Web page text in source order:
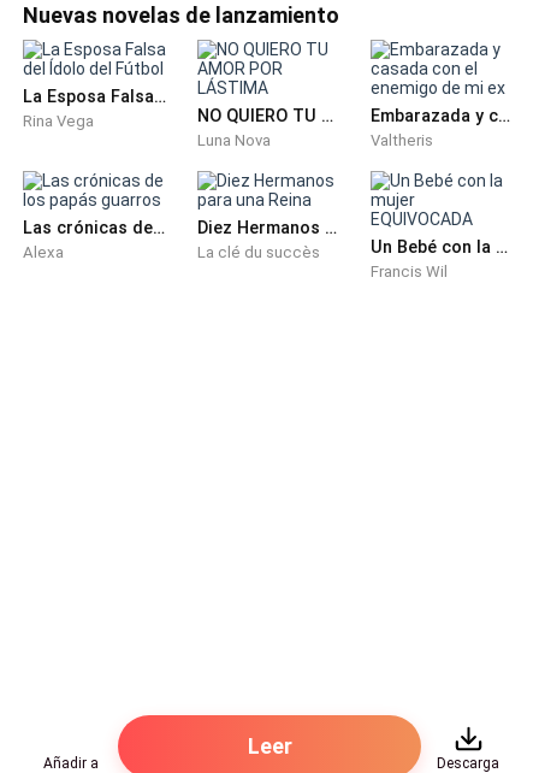
Nuevas novelas de lanzamiento
La Esposa Falsa del Ídolo del Fútbol
Rina Vega NO QUIERO TU AMOR POR LÁSTIMA
Luna Nova
Embarazada y casada con el enemigo de mi ex
Valtheris
Las crónicas de los papás guarros
Alexa
Diez Hermanos para una Reina
La clé du succès Un Bebé con la mujer EQUIVOCADA
Francis Wil
Añadir a
Leer
Descarga